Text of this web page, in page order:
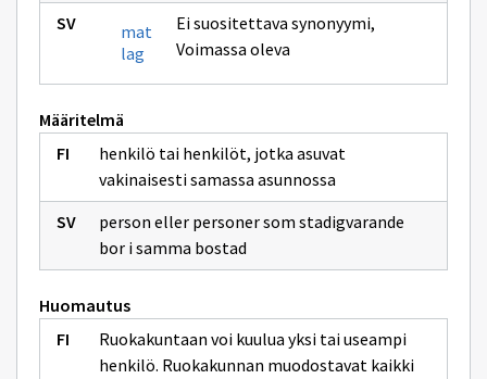
mat
lag
Ei suositettava synonyymi,
Voimassa oleva
Määritelmä
henkilö tai henkilöt, jotka asuvat
vakinaisesti samassa asunnossa
person eller personer som stadigvarande
bor i samma bostad
Huomautus
Ruokakuntaan voi kuulua yksi tai useampi
henkilö. Ruokakunnan muodostavat kaikki